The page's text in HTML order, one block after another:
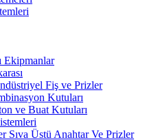
Ekipmanlar
Fiş ve Prizler
Kutuları
ve Buat Kutuları
Sıva Üstü Anahtar Ve Prizler